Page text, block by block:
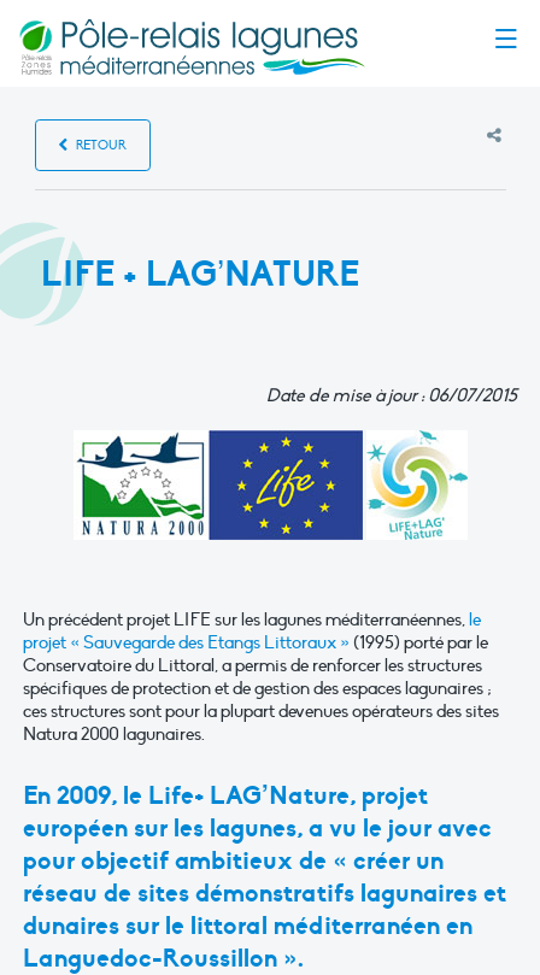
RETOUR
LIFE + LAG’NATURE
Date de mise à jour : 06/07/2015
Un précédent projet LIFE sur les lagunes méditerranéennes, le
projet « Sauvegarde des Etangs Littoraux » (1995) porté par le
Conservatoire du Littoral, a permis de renforcer les structures
spécifiques de protection et de gestion des espaces lagunaires ;
ces structures sont pour la plupart devenues opérateurs des sites
Natura 2000 lagunaires.
En 2009, le Life+ LAG’Nature, projet
européen sur les lagunes, a vu le jour avec
pour objectif ambitieux de « créer un
réseau de sites démonstratifs lagunaires et
dunaires sur le littoral méditerranéen en
Languedoc-Roussillon ».